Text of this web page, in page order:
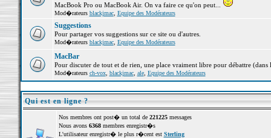
MacBook Pro ou MacBook Air. On va faire ce qu'on peut...
Mod�rateurs blackjmac, Equipe des Modérateurs
Suggestions
Pour partager vos suggestions sur ce site ou d'autres.
Mod�rateurs blackjmac, Equipe des Modérateurs
MacBar
Pour discuter de tout et de rien, une place vraiment libre pour débattre (dans
Mod�rateurs ch-vox, blackjmac, ale, Equipe des Modérateurs
Qui est en ligne ?
Nos membres ont post� un total de 221225messages
Nous avons 6368membres enregistr�s
L'utilisateur enregistr� le plus r�cent est Sterling